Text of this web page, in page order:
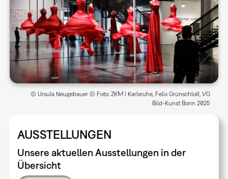
AUSSTELLUNGEN
Unsere aktuellen Ausstellungen in der
Übersicht
© Ursula Neugebauer © Foto: ZKM | Karlsruhe, Felix Grünschloß, VG
Bild-Kunst Bonn 2025